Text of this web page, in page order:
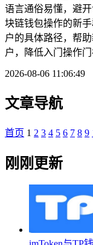
语言通俗易懂，避
块链钱包操作的新
户的具体路径，帮
户，降低入门操作
2026-08-06 11:06:49
文章导航
首页 1 2 3 4 5 6 7 8 9
刚刚更新